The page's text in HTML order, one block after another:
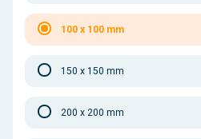
100 x 100 mm
150 x 150 mm
200 x 200 mm